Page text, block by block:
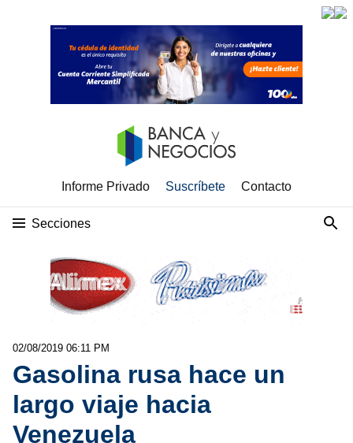
Informe Privado Suscríbete Contacto
Secciones
02/08/2019 06:11 PM
Gasolina rusa hace un
largo viaje hacia
Venezuela